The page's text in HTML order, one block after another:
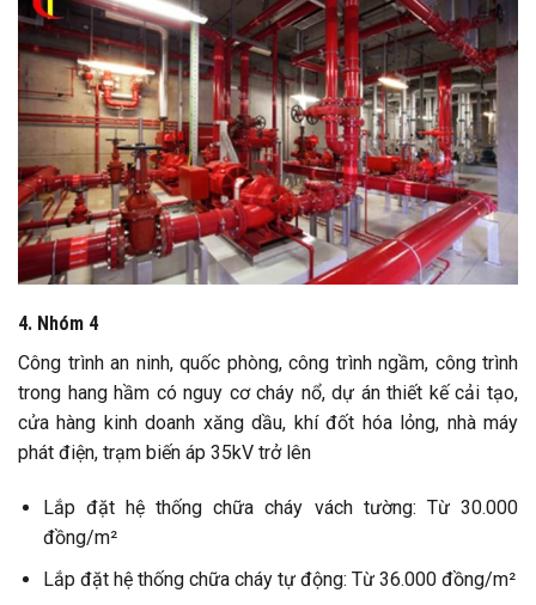
4. Nhóm 4
Công trình an ninh, quốc phòng, công trình ngầm, công trình
trong hang hầm có nguy cơ cháy nổ, dự án thiết kế cải tạo,
cửa hàng kinh doanh xăng dầu, khí đốt hóa lỏng, nhà máy
phát điện, trạm biến áp 35kV trở lên
Lắp đặt hệ thống chữa cháy vách tường: Từ 30.000
đồng/m²
Lắp đặt hệ thống chữa cháy tự động: Từ 36.000 đồng/m²